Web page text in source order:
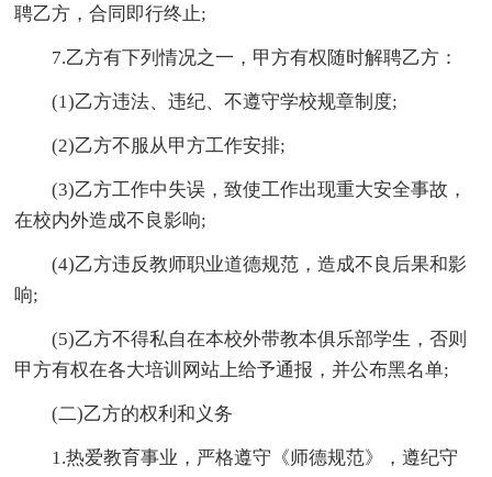
聘乙方，合同即行终止;
7.乙方有下列情况之一，甲方有权随时解聘乙方：
(1)乙方违法、违纪、不遵守学校规章制度;
(2)乙方不服从甲方工作安排;
(3)乙方工作中失误，致使工作出现重大安全事故，
在校内外造成不良影响;
(4)乙方违反教师职业道德规范，造成不良后果和影
响;
(5)乙方不得私自在本校外带教本俱乐部学生，否则
甲方有权在各大培训网站上给予通报，并公布黑名单;
(二)乙方的权利和义务
1.热爱教育事业，严格遵守《师德规范》，遵纪守